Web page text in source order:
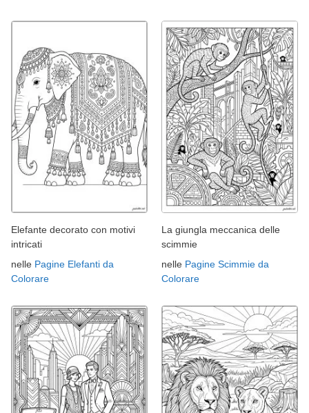
Elefante decorato con motivi
intricati
nelle Pagine Elefanti da
Colorare
La giungla meccanica delle
scimmie
nelle Pagine Scimmie da
Colorare